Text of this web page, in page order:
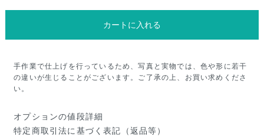
カートに入れる
手作業で仕上げを行っているため、写真と実物では、色や形に若干
の違いが生じることがございます。ご了承の上、お買い求めくださ
い。
オプションの値段詳細
特定商取引法に基づく表記（返品等）